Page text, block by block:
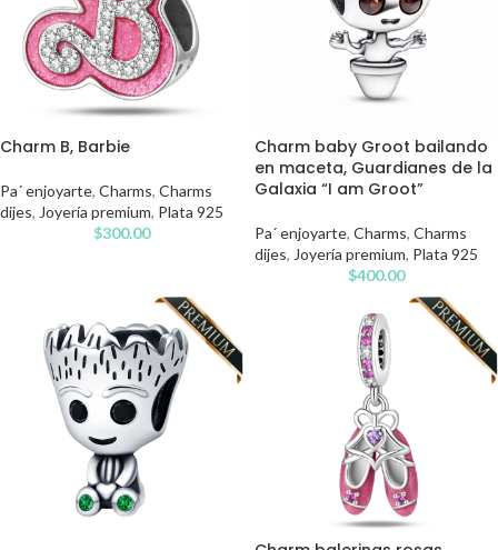
Charm B, Barbie
Pa´ enjoyarte, Charms, Charms
dijes, Joyería premium, Plata 925
$300.00
Charm baby Groot bailando
en maceta, Guardianes de la
Galaxia “I am Groot”
Pa´ enjoyarte, Charms, Charms
dijes, Joyería premium, Plata 925
$400.00